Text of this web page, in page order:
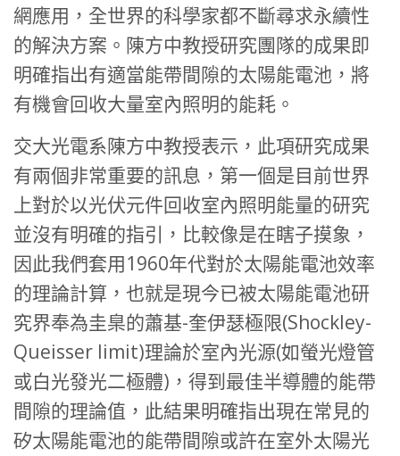
網應用，全世界的科學家都不斷尋求永續性
的解決方案。陳方中教授研究團隊的成果即
明確指出有適當能帶間隙的太陽能電池，將
有機會回收大量室內照明的能耗。
交大光電系陳方中教授表示，此項研究成果
有兩個非常重要的訊息，第一個是目前世界
上對於以光伏元件回收室內照明能量的研究
並沒有明確的指引，比較像是在瞎子摸象，
因此我們套用1960年代對於太陽能電池效率
的理論計算，也就是現今已被太陽能電池研
究界奉為圭臬的蕭基-奎伊瑟極限(Shockley-
Queisser limit)理論於室內光源(如螢光燈管
或白光發光二極體)，得到最佳半導體的能帶
間隙的理論值，此結果明確指出現在常見的
矽太陽能電池的能帶間隙或許在室外太陽光